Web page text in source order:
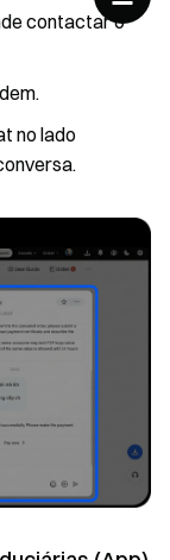
contactar o
no lado